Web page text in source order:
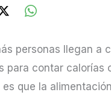
personas llegan a
para contar calorías
es que la